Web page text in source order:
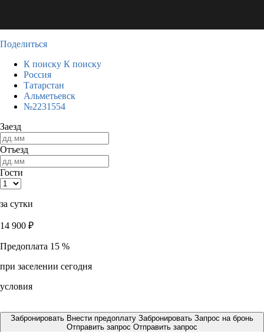
Поделиться
К поиску К поиску
Россия
Татарстан
Альметьевск
№2231554
Заезд
Отъезд
Гости
за сутки
14 900 ₽
Предоплата 15 %
при заселении сегодня
условия
Забронировать Внести предоплату Забронировать Запрос на бронь
Отправить запрос Отправить запрос